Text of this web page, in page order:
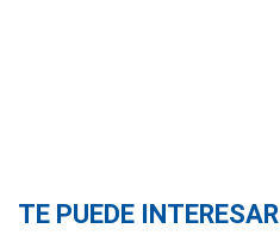
TE PUEDE INTERESAR